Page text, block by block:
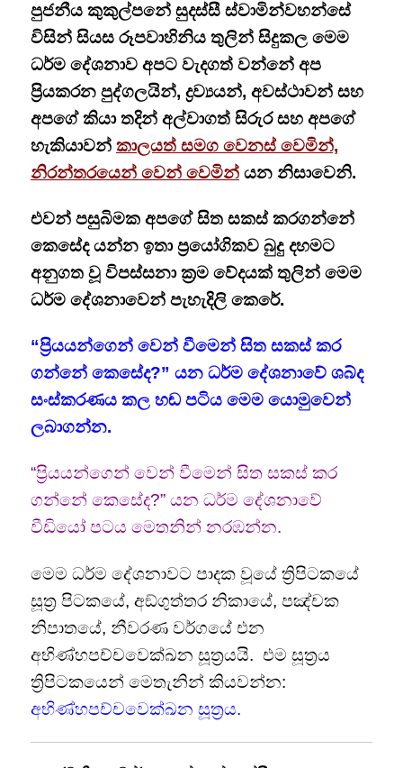
පුජනීය කුකුල්පනේ සුදස්සී ස්වාමින්වහන්සේ
විසින් සියස රූපවාහිනිය තුලින් සිදුකල මෙම
ධර්ම දේශනාව අපට වැදගත් වන්නේ අප
ප්‍රියකරන පුද්ගලයින්, ද්‍රව්‍යයන්, අවස්ථාවන් සහ
අපගේ කියා තදින් අල්වාගත් සිරුර සහ අපගේ
හැකියාවන්කාලයත් සමග වෙනස් වෙමින්,
නිරන්තරයෙන් වෙන් වෙමින් යන නිසාවෙනි.
එවන් පසුබිමක අපගේ සිත සකස් කරගන්නේ
කෙසේද යන්න ඉතා ප්‍රයෝගිකව බුදු දහමට
අනුගත වූ විපස්සනා ක්‍රම වේදයක් තුලින් මෙම
ධර්ම දේශනාවෙන් පැහැදිලි කෙරේ.
“ප්‍රියයන්ගෙන් වෙන් වීමෙන් සිත සකස් කර
ගන්නේ කෙසේද?” යන ධර්ම දේශනාවේ ශබ්ද
සංස්කරණය කල හඬ පටිය මෙම යොමුවෙන්
ලබාගන්න.
“ප්‍රියයන්ගෙන් වෙන් වීමෙන් සිත සකස් කර
ගන්නේ කෙසේද?” යන ධර්ම දේශනාවේ
වීඩියෝ පටය මෙතනින් නරඹන්න.
මෙම ධර්ම දේශනාවට පාදක වූයේ ත්‍රිපිටකයේ
සූත්‍ර පිටකයේ, අඞ්‌ගුත්‌තර නිකායේ, පඤ්චක
නිපාතයේ, නීවරණ වර්ගයේ එන
අභිණ්හපච්චවෙක්ඛන සූත්‍රයයි.එම සූත්‍රය
ත්‍රිපිටකයෙන් මෙතැනින් කියවන්න:
අභිණ්හපච්චවෙක්ඛන සූත්‍රය.